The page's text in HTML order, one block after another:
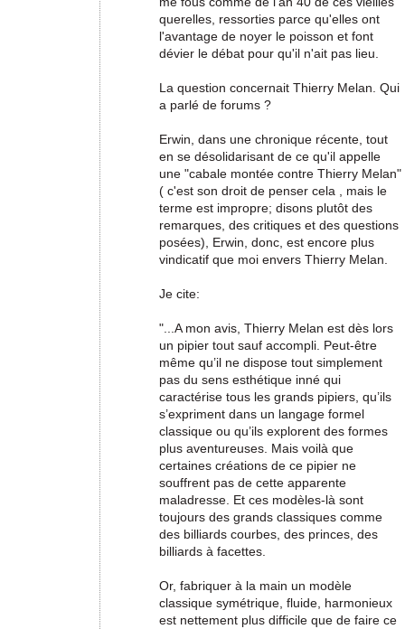
querelles, ressorties parce qu'elles ont
l'avantage de noyer le poisson et font
dévier le débat pour qu'il n'ait pas lieu.
La question concernait Thierry Melan. Qui
a parlé de forums ?
Erwin, dans une chronique récente, tout
en se désolidarisant de ce qu'il appelle
une "cabale montée contre Thierry Melan"
( c'est son droit de penser cela , mais le
terme est impropre; disons plutôt des
remarques, des critiques et des questions
posées), Erwin, donc, est encore plus
vindicatif que moi envers Thierry Melan.
Je cite:
"...A mon avis, Thierry Melan est dès lors
un pipier tout sauf accompli. Peut-être
même qu’il ne dispose tout simplement
pas du sens esthétique inné qui
caractérise tous les grands pipiers, qu’ils
s’expriment dans un langage formel
classique ou qu’ils explorent des formes
plus aventureuses. Mais voilà que
certaines créations de ce pipier ne
souffrent pas de cette apparente
maladresse. Et ces modèles-là sont
toujours des grands classiques comme
des billiards courbes, des princes, des
billiards à facettes.
Or, fabriquer à la main un modèle
classique symétrique, fluide, harmonieux
est nettement plus difficile que de faire ce